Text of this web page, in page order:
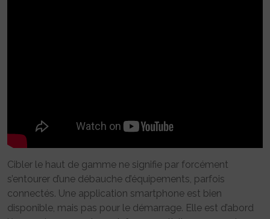
Cibler le haut de gamme ne signifie par forcément
s’entourer d’une débauche d’équipements, parfois
connectés. Une application smartphone est bien
disponible, mais pas pour le démarrage. Elle est d’abord